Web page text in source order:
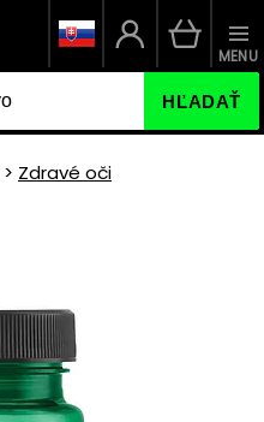
HĽADAŤ
MENU
Zdravé oči